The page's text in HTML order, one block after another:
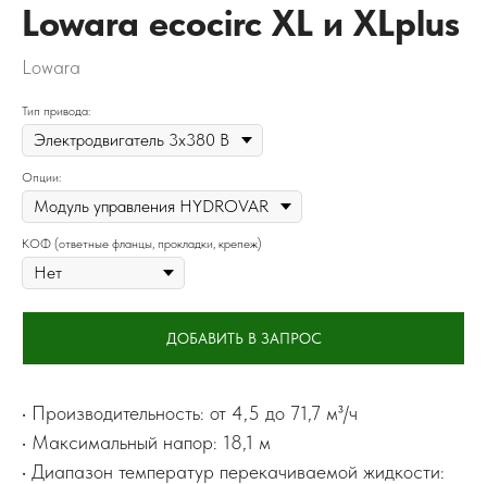
Lowara ecocirc XL и XLplus
Lowara
Тип привода:
Опции:
КОФ (ответные фланцы, прокладки, крепеж)
ДОБАВИТЬ В ЗАПРОС
• Производительность: от 4,5 до 71,7 м³/ч
• Максимальный напор: 18,1 м
• Диапазон температур перекачиваемой жидкости: